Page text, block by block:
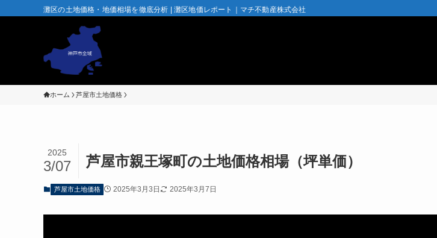
灘区の土地価格・地価相場を徹底分析 | 灘区地価レポート｜マチ不動産株式会社
ホーム 芦屋市土地価格
芦屋市親王塚町の土地価格相場（坪単価）
2025
3/07
芦屋市土地価格 2025年3月3日 2025年3月7日